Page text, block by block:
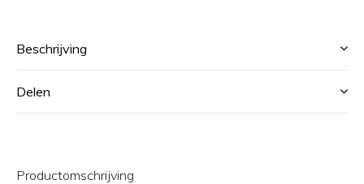
Beschrijving
Delen
Productomschrijving